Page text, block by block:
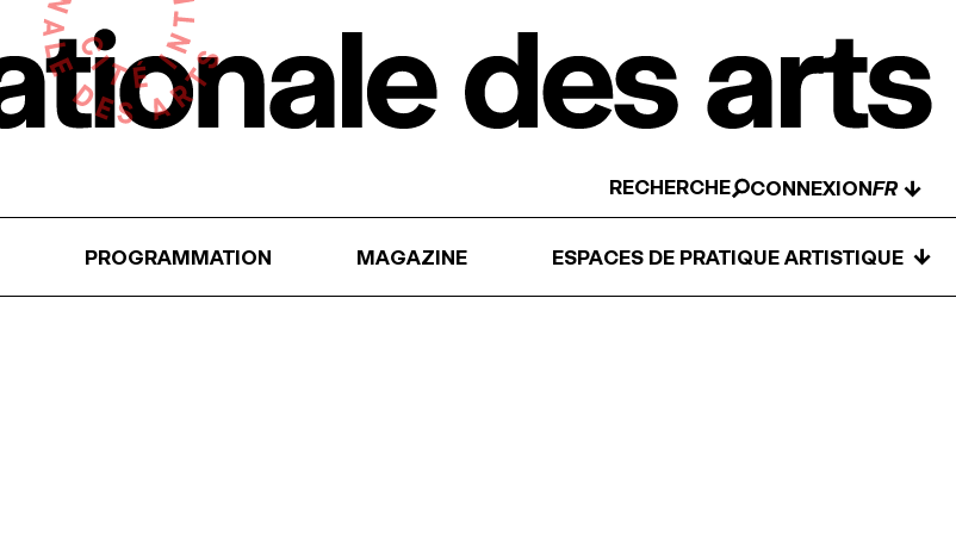
RECHERCHE CONNEXION ↓
PROGRAMMATION MAGAZINE ESPACES DE PRATIQUE ARTISTIQUE ↓